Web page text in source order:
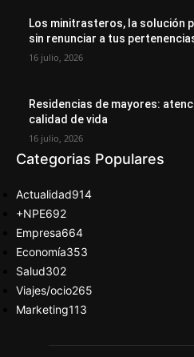
Los minitrasteros, la solución
sin renunciar a tus
16 julio, 2026
Residencias de mayores:
calidad de vida
16 julio, 2026
Categorias Populares
Actualidad914
+NPE692
Empresa664
Economía353
Salud302
Viajes/ocio265
Marketing113